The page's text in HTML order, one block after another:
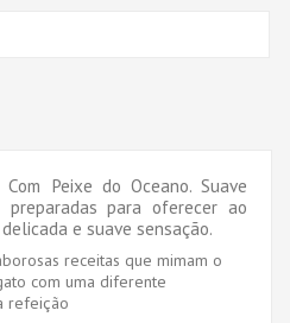
Peixe do Oceano. Suave
preparadas para oferecer ao
e suave sensação.
receitas que mimam o
com uma diferente
refeição